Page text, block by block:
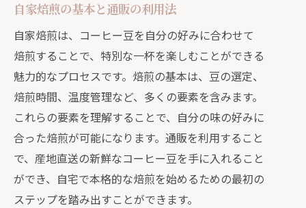
通販で見つける最高品質の生豆
新鮮さを保つ通販の豆選びテクニック
通販で購入する際の保存方法
自家焙煎に最適な豆を通販で探す
通販を利用した豆の選び方と注意点
自家焙煎の楽しみ方が通販で広がる
通販での豆選びが焙煎の楽しさを引き
出す
自家焙煎の過程を通販でサポート
自家焙煎の基本と通販の利用法
自家焙煎は、コーヒー豆を自分の好みに合わせて
焙煎することで、特別な一杯を楽しむことができる
魅力的なプロセスです。焙煎の基本は、豆の選定、
焙煎時間、温度管理など、多くの要素を含みます。
これらの要素を理解することで、自分の味の好みに
合った焙煎が可能になります。通販を利用すること
で、産地直送の新鮮なコーヒー豆を手に入れること
ができ、自宅で本格的な焙煎を始めるための最初の
ステップを踏み出すことができます。